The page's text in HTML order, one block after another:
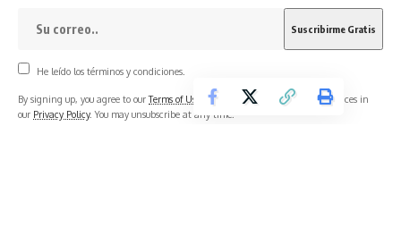
He leído los términos y condiciones.
By signing up, you agree to ourTerms of Use
and acknowledge the data practices in
our Privacy Policy. You may unsubscribe at any time.